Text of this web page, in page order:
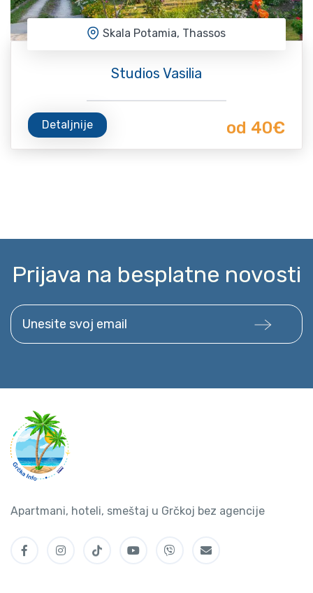
Skala Potamia, Thassos
Studios Vasilia
Detaljnije od 40€
Prijava na besplatne novosti
Unesite svoj email
Apartmani, hoteli, smeštaj u Grčkoj bez agencije